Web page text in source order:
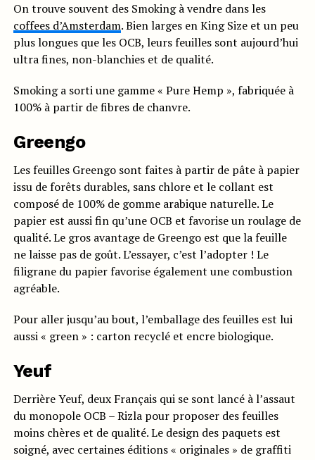
On trouve souvent des Smoking à vendre dans les
coffees d’Amsterdam. Bien larges en King Size et un peu
plus longues que les OCB, leurs feuilles sont aujourd’hui
ultra fines, non-blanchies et de qualité.
Smoking a sorti une gamme « Pure Hemp », fabriquée à
100% à partir de fibres de chanvre.
Greengo
Les feuilles Greengo sont faites à partir de pâte à papier
issu de forêts durables, sans chlore et le collant est
composé de 100% de gomme arabique naturelle. Le
papier est aussi fin qu’une OCB et favorise un roulage de
qualité. Le gros avantage de Greengo est que la feuille
ne laisse pas de goût. L’essayer, c’est l’adopter ! Le
filigrane du papier favorise également une combustion
agréable.
Pour aller jusqu’au bout, l’emballage des feuilles est lui
aussi « green » : carton recyclé et encre biologique.
Yeuf
Derrière Yeuf, deux Français qui se sont lancé à l’assaut
du monopole OCB – Rizla pour proposer des feuilles
moins chères et de qualité. Le design des paquets est
soigné, avec certaines éditions « originales » de graffiti